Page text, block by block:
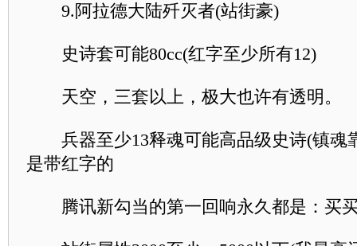
9.阿拉德大陆歼灭者(站街豪)
史诗套可能80cc(红字至少所有12)
天空，三套以上，极大也许有透明。
兵器至少13释魂可能高品级史诗(镇魂
是带红字的
腾讯新勾当的第一回响永久都是：买